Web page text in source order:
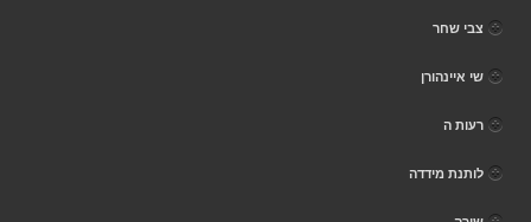
צבי שחר
שי איינהורן
רעות ה
לותנת מידדה